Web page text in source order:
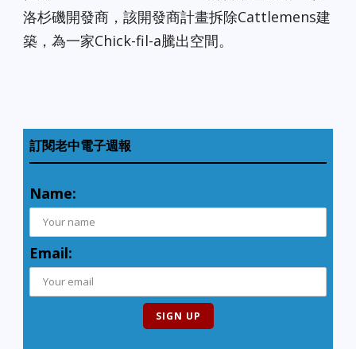
洛杉磯開發商，該開發商計畫拆除Cattlemens建
築，為一家Chick-fil-a騰出空間。
訂閱老中電子週報
Name:
Email: